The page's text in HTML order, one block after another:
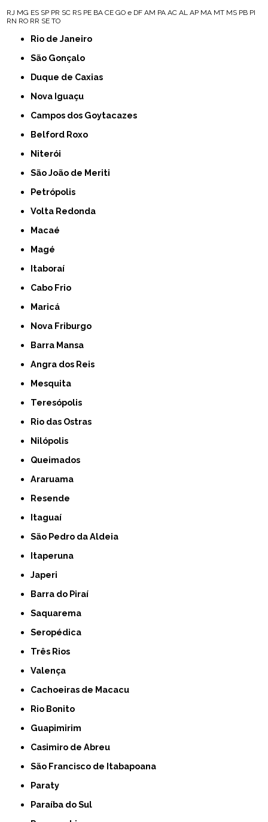
RJ MG ES SP PR SC RS PE BA CE GO e DF AM PA AC AL AP MA MT MS PB PI
RN RO RR SE TO
Rio de Janeiro
São Gonçalo
Duque de Caxias
Nova Iguaçu
Campos dos Goytacazes
Belford Roxo
Niterói
São João de Meriti
Petrópolis
Volta Redonda
Macaé
Magé
Itaboraí
Cabo Frio
Maricá
Nova Friburgo
Barra Mansa
Angra dos Reis
Mesquita
Teresópolis
Rio das Ostras
Nilópolis
Queimados
Araruama
Resende
Itaguaí
São Pedro da Aldeia
Itaperuna
Japeri
Barra do Piraí
Saquarema
Seropédica
Três Rios
Valença
Cachoeiras de Macacu
Rio Bonito
Guapimirim
Casimiro de Abreu
São Francisco de Itabapoana
Paraty
Paraíba do Sul